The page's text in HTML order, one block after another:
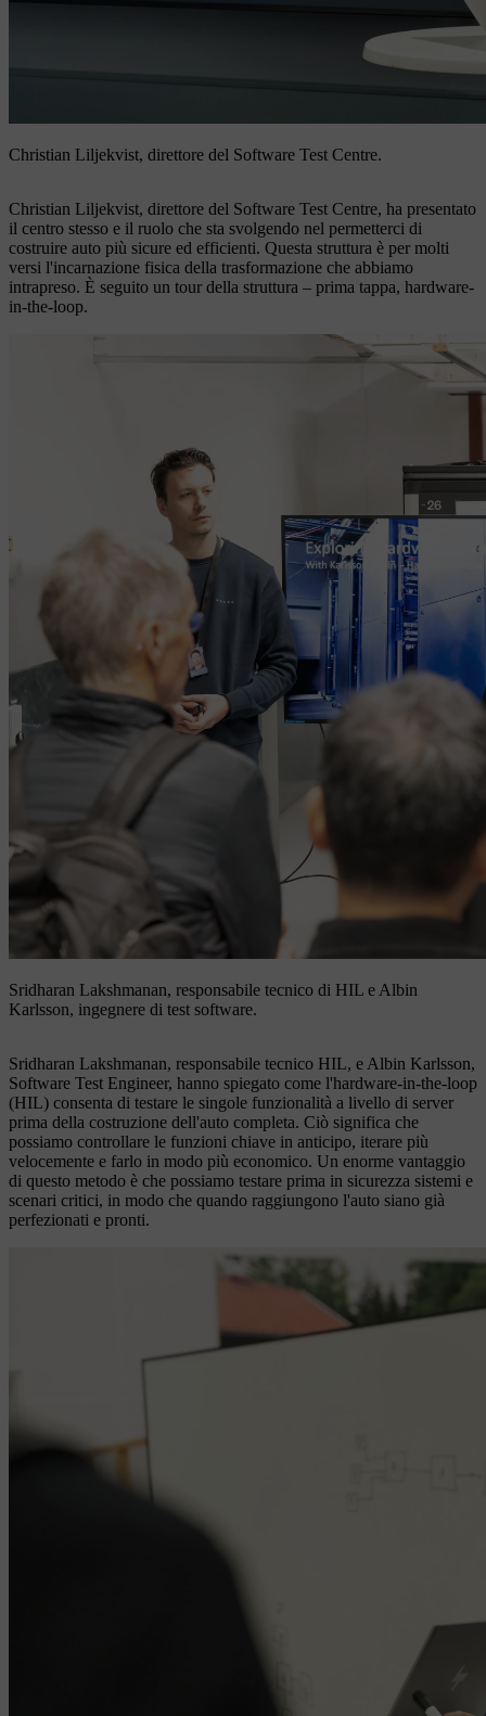
Christian Liljekvist, direttore del Software Test Centre.
Christian Liljekvist, direttore del Software Test Centre, ha presentato
il centro stesso e il ruolo che sta svolgendo nel permetterci di
costruire auto più sicure ed efficienti. Questa struttura è per molti
versi l'incarnazione fisica della trasformazione che abbiamo
intrapreso. È seguito un tour della struttura – prima tappa, hardware-
in-the-loop.
Sridharan Lakshmanan, responsabile tecnico di HIL e Albin
Karlsson, ingegnere di test software.
Sridharan Lakshmanan, responsabile tecnico HIL, e Albin Karlsson,
Software Test Engineer, hanno spiegato come l'hardware-in-the-loop
(HIL) consenta di testare le singole funzionalità a livello di server
prima della costruzione dell'auto completa. Ciò significa che
possiamo controllare le funzioni chiave in anticipo, iterare più
velocemente e farlo in modo più economico. Un enorme vantaggio
di questo metodo è che possiamo testare prima in sicurezza sistemi e
scenari critici, in modo che quando raggiungono l'auto siano già
perfezionati e pronti.